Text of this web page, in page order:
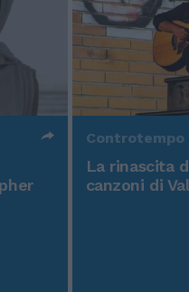
Controtempo
La rinascita
canzoni di